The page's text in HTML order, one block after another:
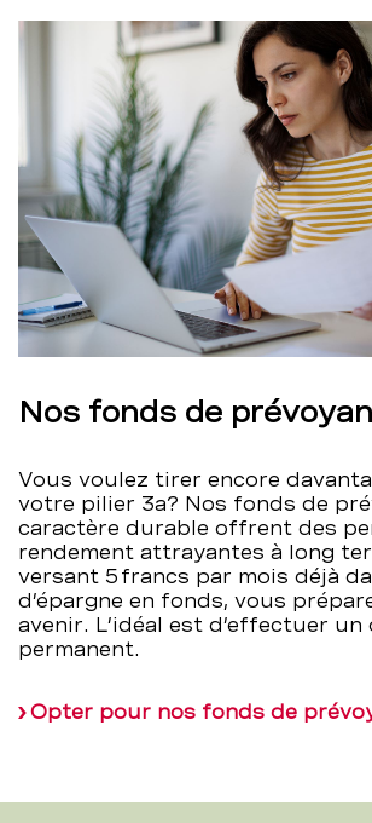
Nos fonds de
Vous voulez tirer encore
votre pilier 3a? Nos fonds de
caractère durable offrent des
rendement attrayantes à long
versant 5 francs par mois déjà
d’épargne en fonds, vous
avenir. L’idéal est d’effectuer un
permanent.
Opter pour nos fonds de